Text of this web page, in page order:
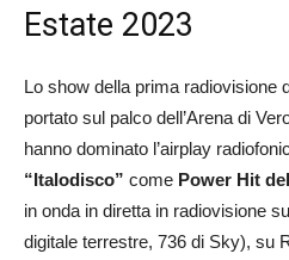
Estate 2023
Lo show della prima radiovisione
portato sul palco dell’Arena di
hanno dominato l’airplay
“Italodisco” come Power Hit
in onda in diretta in radiovisione
digitale terrestre, 736 di Sky), su